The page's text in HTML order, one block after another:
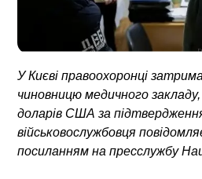
У Києві правоохоронці
чиновницю медичного
доларів США за
військовослужбовця
посиланням на пресслужбу